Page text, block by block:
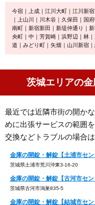
今宿｜上成｜江川大町｜江川新
｜上山川｜川木谷｜久保田｜国
南町｜新宿新田｜新堤仲通り｜
央町｜中｜芳賀崎｜浜野辺｜林
道｜みどり町｜矢畑｜山川新宿
茨城エリアの
最近では近隣市街の開か
めに出張サービスの範囲
交換などトラブルの場合
金庫の開錠・解錠【土浦市セ
茨城県土浦市荒川沖東3-16-20
金庫の開錠・解錠【古河市セ
茨城県古河市鴻巣835-5
金庫の開錠・解錠【結城市セ